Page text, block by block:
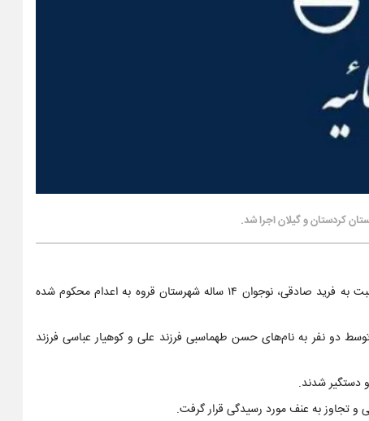
کردستان و گیلان اجرا شد.
"حسن طهماسبی فرزند علی و کوهیار عباسی فرزند علی‌اکبر که به جرم تجاوز به عنف نسبت به فرید صادقی، نوجوان ۱۴ ساله شهرستان قروه به اعدام محکوم شده
قروه، پس از آدم‌ربایی توسط دو نفر به نام‌های حسن طهماسبی فرزند علی و کوهیار عباسی فرزند
دستگیر شدند.
و تجاوز به عنف مورد رسیدگی قرار گرفت.